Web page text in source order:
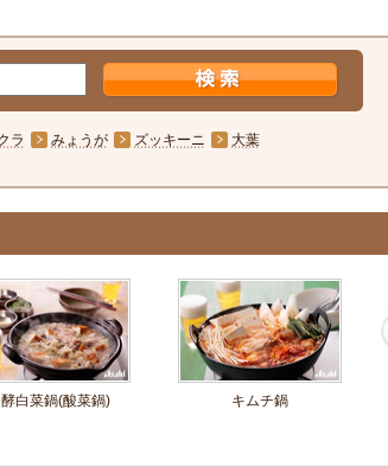
ラ みょうが ズッキーニ 大葉
白菜鍋(酸菜鍋) キムチ鍋